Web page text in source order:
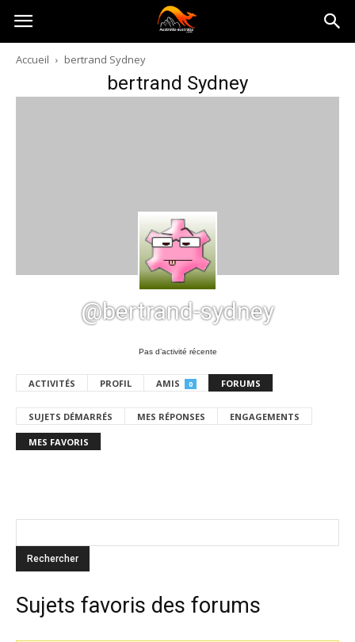
Australia-
australie.com
Accueil bertrand Sydney
bertrand Sydney
@bertrand-sydney
Pas d’activité récente
ACTIVITÉS PROFIL AMIS 0 FORUMS
SUJETS DÉMARRÉS MES RÉPONSES ENGAGEMENTS
MES FAVORIS
Sujets favoris des forums